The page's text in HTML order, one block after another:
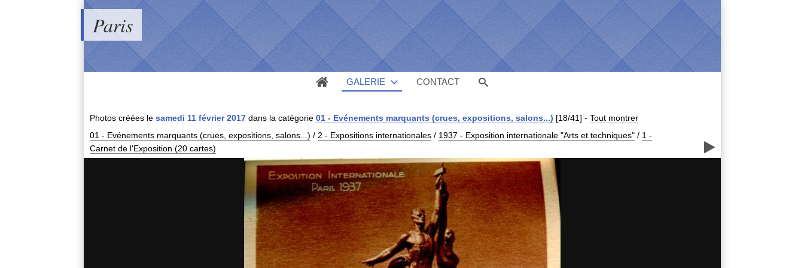
Paris
GALERIE CONTACT
Photos créées le samedi 11 février 2017dans la catégorie 01 - Evénements marquants (crues, expositions, salons...) [18/41] - Tout montrer
01 - Evénements marquants (crues, expositions, salons...) / 2 - Expositions internationales / 1937 - Exposition internationale "Arts et techniques" / 1 -
Carnet de l'Exposition (20 cartes)
